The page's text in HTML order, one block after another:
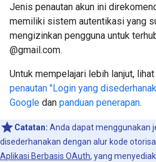
Jenis penautan akun ini
memiliki sistem autentikasi yang
mengizinkan pengguna untuk
@gmail.com.
Untuk mempelajari lebih lanjut, lihat
penautan "Login yang
Google dan panduan penerapan.
Catatan: Anda dapat menggunakan
disederhanakan dengan alur kode
Aplikasi Berbasis OAuth, yang